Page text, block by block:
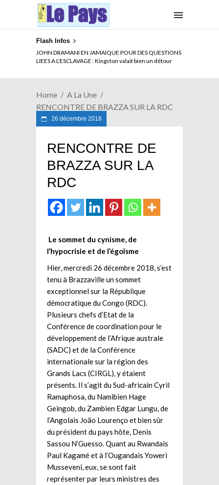
Flash Infos
ELECTION DE TALON A LA TETE DU SENAT BENINOIS :
Quand Patrice quitte le pouvoir sans partir !
Home
A La Une
RENCONTRE DE BRAZZA SUR LA RDC
26 décembre 2018
RENCONTRE DE
BRAZZA SUR LA
RDC
Le sommet du cynisme, de
l’hypocrisie et de l’égoïsme
Hier, mercredi 26 décembre 2018, s’est
tenu à Brazzaville un sommet
exceptionnel sur la République
démocratique du Congo (RDC).
Plusieurs chefs d’Etat de la
Conférence de coordination pour le
développement de l’Afrique australe
(SADC) et de la Conférence
internationale sur la région des
Grands Lacs (CIRGL), y étaient
présents. Il s’agit du Sud-africain Cyril
Ramaphosa, du Namibien Hage
Geingob, du Zambien Edgar Lungu, de
l’Angolais João Lourenço et bien sûr
du président du pays hôte, Denis
Sassou N’Guesso. Quant au Rwandais
Paul Kagamé et à l’Ougandais Yoweri
Musseveni, eux, se sont fait
représenter par leurs ministres des